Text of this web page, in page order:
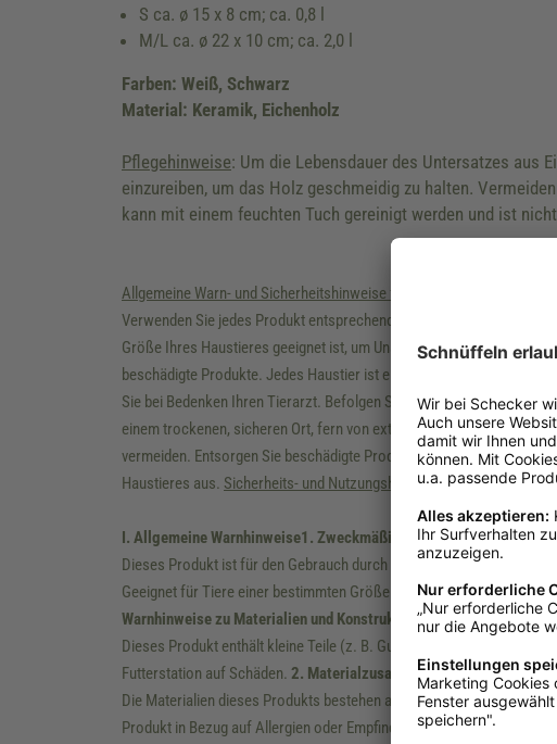
S ca. ø 15 x 8 cm; ca. 0,8 l
M/L ca. ø 22 x 10 cm; ca. 2,0 l
Farben: Weiß, Schwarz
Material: Keramik, Eichenholz
Pflegehinweise: Um die Lebensdauer des Untersatzes aus
einzureiben, um das Holz geschmeidig zu halten.
kann mit einem feuchten Tuch gereinigt werden und ist
Allgemeine Warn- und Sicherheitshinweise für Labbvenn-Produkte
Verwenden Sie jedes Produkt entsprechend seiner Bestimmung (z.
Größe Ihres Haustieres geeignet ist, um Unannehmlichkeiten oder
beschädigte Produkte. Jedes Haustier ist einzigartig, und manche
Sie bei Bedenken Ihren Tierarzt. Befolgen Sie die
einem trockenen, sicheren Ort, fern von extremen Temperaturen
vermeiden. Entsorgen Sie beschädigte Produkte sicher, wenn sie
Haustieres aus. Sicherheits- und Nutzungshinweise für Futternäpfe
I. Allgemeine Warnhinweise1. Zweckmäßige Nutzung:
Dieses Produkt ist für den Gebrauch durch Haustiere (Hunde und
Geeignet für Tiere einer bestimmten Größe. Bitte stellen Sie sicher,
Warnhinweise zu Materialien und Konstruktion1. Materialrisiken:
Dieses Produkt enthält kleine Teile (z. B. Gummifüße und ein
Futterstation auf Schäden. 2. Materialzusammensetzung:
Die Materialien dieses Produkts bestehen aus einer Kombination
Produkt in Bezug auf Allergien oder Empfindlichkeiten für Ihr Haustier